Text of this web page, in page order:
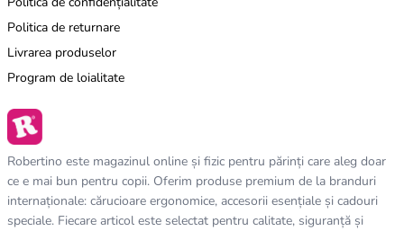
Politica de returnare
Livrarea produselor
Program de loialitate
Robertino este magazinul online și fizic pentru părinți care aleg doar
ce e mai bun pentru copii. Oferim produse premium de la branduri
internaționale: cărucioare ergonomice, accesorii esențiale și cadouri
speciale. Fiecare articol este selectat pentru calitate, siguranță și